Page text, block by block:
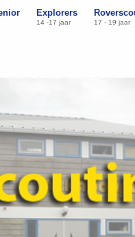
Explorers
14 -17 jaar 17 - 19 jaar